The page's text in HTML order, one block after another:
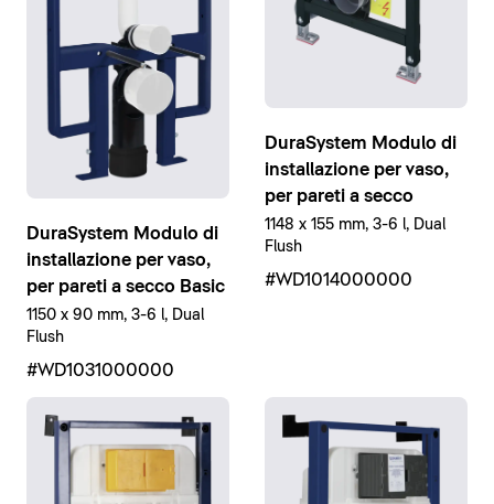
DuraSystem Modulo di
installazione per vaso,
per pareti a secco Basic
1150 x 90 mm, 3-6 l, Dual
Flush
#WD1031000000
DuraSystem Modulo di
installazione per vaso,
per pareti a secco
1148 x 155 mm, 3-6 l, Dual
Flush
#WD1014000000